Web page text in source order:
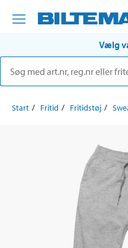
Vælg
Start Fritid Fritidstøj